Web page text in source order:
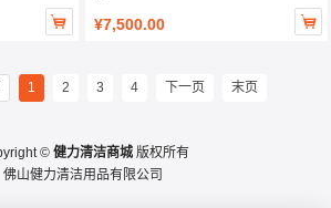

¥7,500.00

1 2 3 4 下一页 末页
© 健力清洁商城版权所有
佛山健力清洁用品有限公司